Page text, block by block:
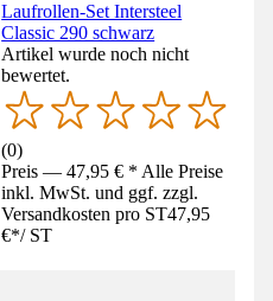
Laufrollen-Set Intersteel
Classic 290 schwarz
Artikel wurde noch nicht
bewertet.
(0)
Preis — 47,95 € * Alle Preise
inkl. MwSt. und ggf. zzgl.
Versandkosten pro ST47,95
€*/ ST